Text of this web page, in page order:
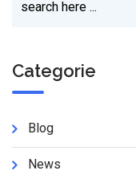
Categorie
Blog
News